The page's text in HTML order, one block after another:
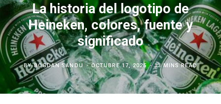
La historia del logotipo de
Heineken, colores, fuente y
significado
BYBOGDAN SANDU OCTUBRE 17, 2025 13 MINS READ